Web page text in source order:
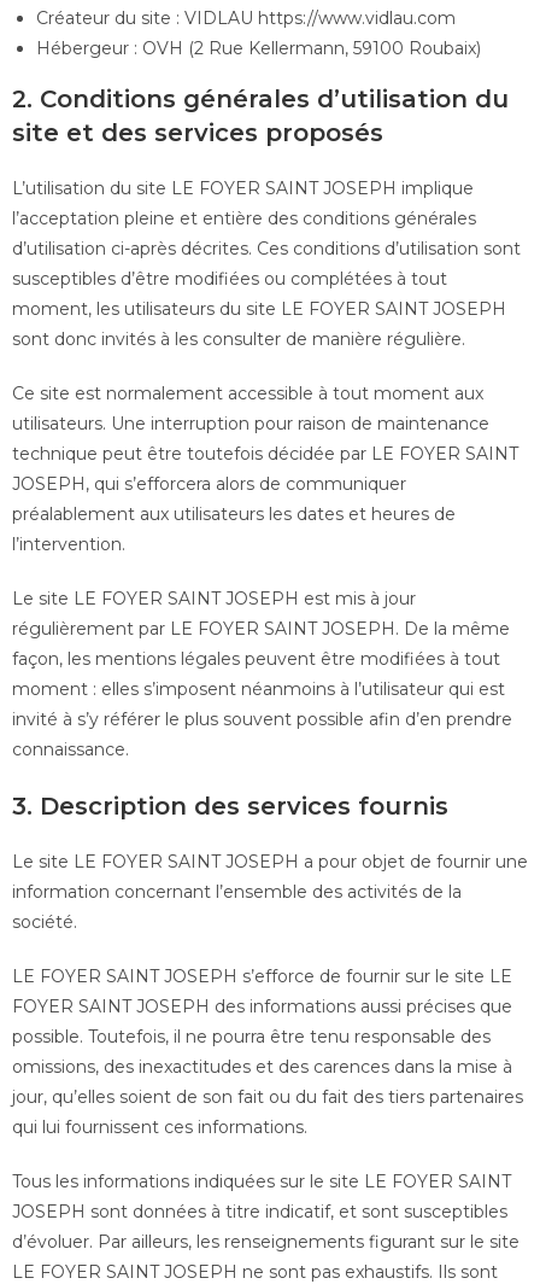
Créateur du site : VIDLAU https://www.vidlau.com
Hébergeur : OVH (2 Rue Kellermann, 59100 Roubaix)
2. Conditions générales d’utilisation du
site et des services proposés
L’utilisation du site LE FOYER SAINT JOSEPH implique
l’acceptation pleine et entière des conditions générales
d’utilisation ci-après décrites. Ces conditions d’utilisation sont
susceptibles d’être modifiées ou complétées à tout
moment, les utilisateurs du site LE FOYER SAINT JOSEPH
sont donc invités à les consulter de manière régulière.
Ce site est normalement accessible à tout moment aux
utilisateurs. Une interruption pour raison de maintenance
technique peut être toutefois décidée par LE FOYER SAINT
JOSEPH, qui s’efforcera alors de communiquer
préalablement aux utilisateurs les dates et heures de
l’intervention.
Le site LE FOYER SAINT JOSEPH est mis à jour
régulièrement par LE FOYER SAINT JOSEPH. De la même
façon, les mentions légales peuvent être modifiées à tout
moment : elles s’imposent néanmoins à l’utilisateur qui est
invité à s’y référer le plus souvent possible afin d’en prendre
connaissance.
3. Description des services fournis
Le site LE FOYER SAINT JOSEPH a pour objet de fournir une
information concernant l’ensemble des activités de la
société.
LE FOYER SAINT JOSEPH s’efforce de fournir sur le site LE
FOYER SAINT JOSEPH des informations aussi précises que
possible. Toutefois, il ne pourra être tenu responsable des
omissions, des inexactitudes et des carences dans la mise à
jour, qu’elles soient de son fait ou du fait des tiers partenaires
qui lui fournissent ces informations.
Tous les informations indiquées sur le site LE FOYER SAINT
JOSEPH sont données à titre indicatif, et sont susceptibles
d’évoluer. Par ailleurs, les renseignements figurant sur le site
LE FOYER SAINT JOSEPH ne sont pas exhaustifs. Ils sont